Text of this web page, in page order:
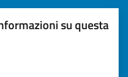
su questa
(da 1 a 5 stelle)
valutare la chiarezza delle